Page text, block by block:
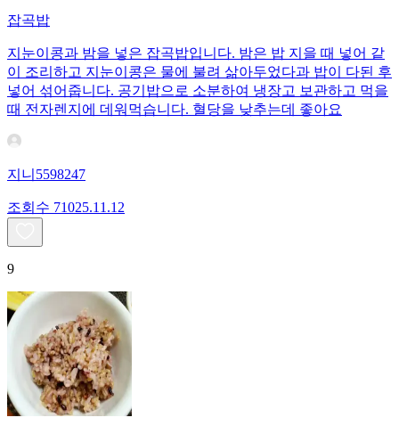
잡곡밥
지눈이콩과 밤을 넣은 잡곡밥입니다. 밤은 밥 지을 때 넣어 같
이 조리하고 지눈이콩은 물에 불려 삶아두었다과 밥이 다된 후
넣어 섞어줍니다. 공기밥으로 소분하여 냉장고 보관하고 먹을
때 전자렌지에 데워먹습니다. 혈당을 낮추는데 좋아요
지니5598247
조회수 71025.11.12
9